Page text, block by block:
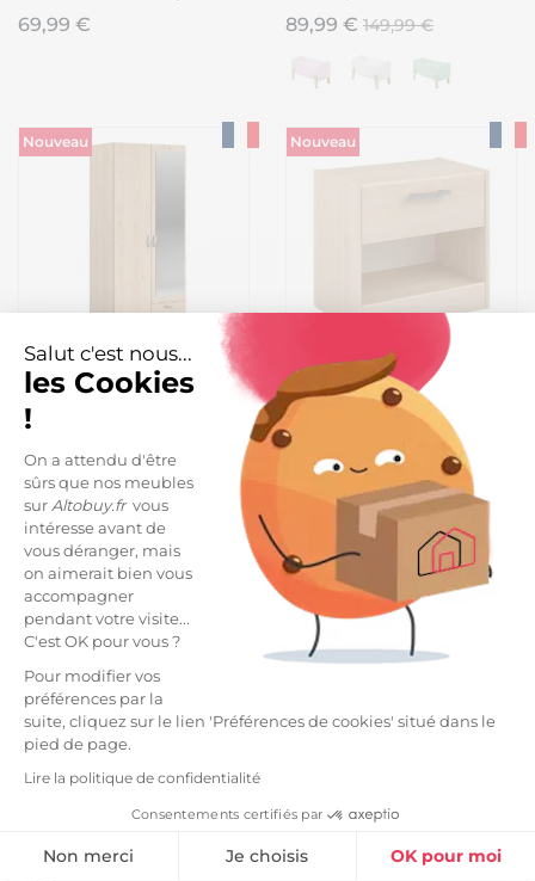
Salut c'est nous...
les Cookies
!
On a attendu d'être
sûrs que nos meubles
surAltobuy.frvous
intéresse avant de
vous déranger, mais
on aimerait bien vous
accompagner
pendant votre visite...
C'est OK pour vous ?
Pour modifier vos
préférences par la
suite, cliquez sur le lien 'Préférences de cookies' situé dans le
pied de page.
Lire la politique de confidentialité
Consentements certifiés par
Non merci Je choisis OK pour moi
finition aspect bois -
BORGALL
69,99 € 89,99 € 149,99 €
Nouveau
Armoire 2 portes 2 tiroirs
aspect bois avec miroir -
AMAEL
Nouveau
Chevet 1 tiroir et 1 niche
aspect bois - CHARLINE
49,99 €
Nouveau
bois blanchi avec chants
roses en façade - MISYLIA
299,99 €
et pin massif laqué crème
pieds en pin naturel -
ENORA
519,99 €